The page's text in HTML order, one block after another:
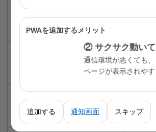
38 国立市 健康ま
福生市
健康推
健康推
43 東久留米市 健康課
PWAを追加するメリット
② サクサク動いて見やす
通信環境が悪くても、
ページが表示されやすくなりま
追加する 通知画面 スキップ